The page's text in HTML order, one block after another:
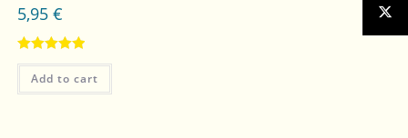
5,95 €
Rated5.00
out of 5
Add to cart